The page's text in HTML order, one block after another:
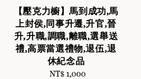
【壓克力櫥】馬到成功,馬
上封侯,同事升遷,升官,晉
升,升職,調職,離職,選舉送
禮,高票當選禮物,退伍,退
休紀念品
Regular
NT$ 1,000